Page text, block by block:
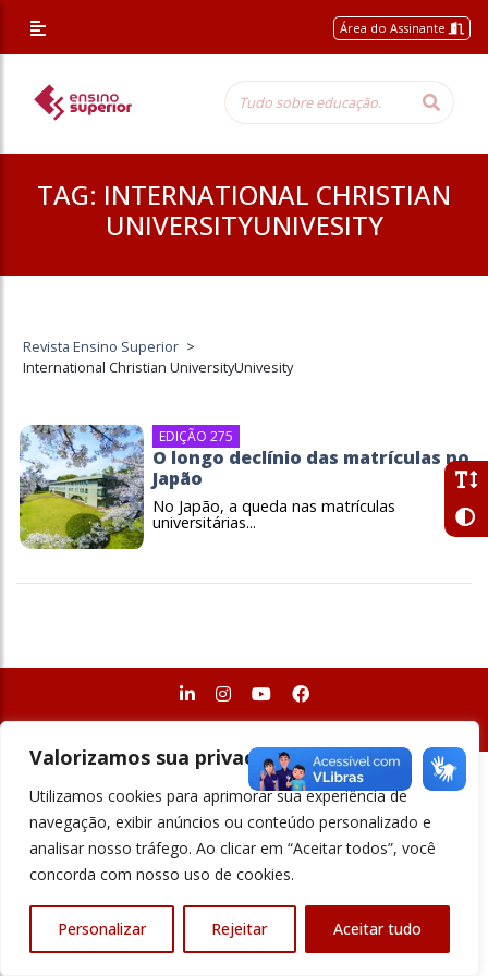
Valorizamos sua privacidade
Utilizamos cookies para aprimorar sua experiência de
navegação, exibir anúncios ou conteúdo personalizado e
analisar nosso tráfego. Ao clicar em “Aceitar todos”, você
concorda com nosso uso de cookies.
Personalizar Rejeitar Aceitar tudo
Área do Assinante
TAG: INTERNATIONAL CHRISTIAN
UNIVERSITYUNIVESITY
Revista Ensino Superior >
International Christian UniversityUnivesity
EDIÇÃO 275
O longo declínio das matrículas no
Japão
No Japão, a queda nas matrículas
universitárias...
© Revista Ensino Superior - Todos os direitos reservados